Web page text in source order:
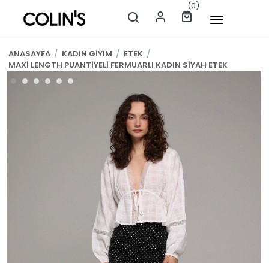
(0)
ANASAYFA / KADIN GİYİM / ETEK /
MAXİ LENGTH PUANTİYELİ FERMUARLI KADIN SİYAH ETEK